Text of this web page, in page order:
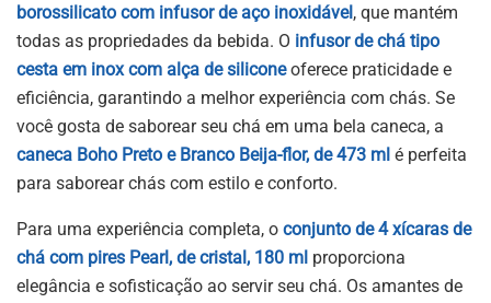
borossilicato com infusor de aço inoxidável, que mantém
todas as propriedades da bebida. O infusor de chá tipo
cesta em inox com alça de siliconeoferece praticidade e
eficiência, garantindo a melhor experiência com chás. Se
você gosta de saborear seu chá em uma bela caneca, a
caneca Boho Preto e Branco Beija-flor, de 473 ml é perfeita
para saborear chás com estilo e conforto.
Para uma experiência completa, o conjunto de 4 xícaras de
chá com pires Pearl, de cristal, 180 ml proporciona
elegância e sofisticação ao servir seu chá. Os amantes de